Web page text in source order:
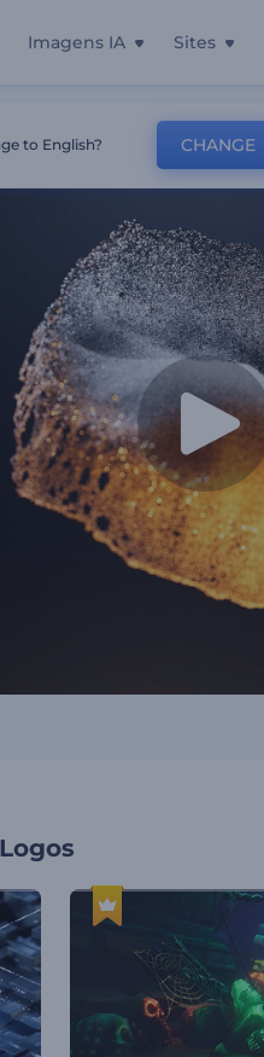
Imagens IA Sites
to English? CHANGE